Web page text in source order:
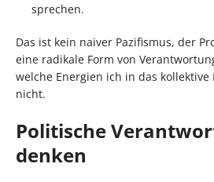
sprechen.
Das ist kein naiver Pazifismus, der
eine radikale Form von
welche Energien ich in das kollektive
nicht.
Politische
denken